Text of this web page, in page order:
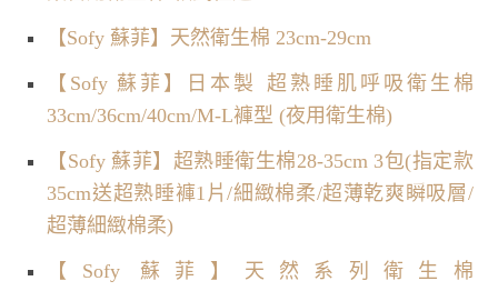
【Sofy 蘇菲】天然衛生棉 23cm-29cm
【Sofy 蘇菲】日本製 超熟睡肌呼吸衛生棉
33cm/36cm/40cm/M-L褲型 (夜用衛生棉)
【Sofy 蘇菲】超熟睡衛生棉28-35cm 3包(指定款
35cm送超熟睡褲1片/細緻棉柔/超薄乾爽瞬吸層/
超薄細緻棉柔)
【Sofy 蘇菲】天然系列衛生棉